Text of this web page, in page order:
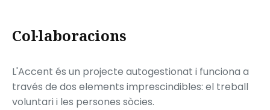
Col·laboracions
L'Accent és un projecte autogestionat i funciona a
través de dos elements imprescindibles: el treball
voluntari i les persones sòcies.